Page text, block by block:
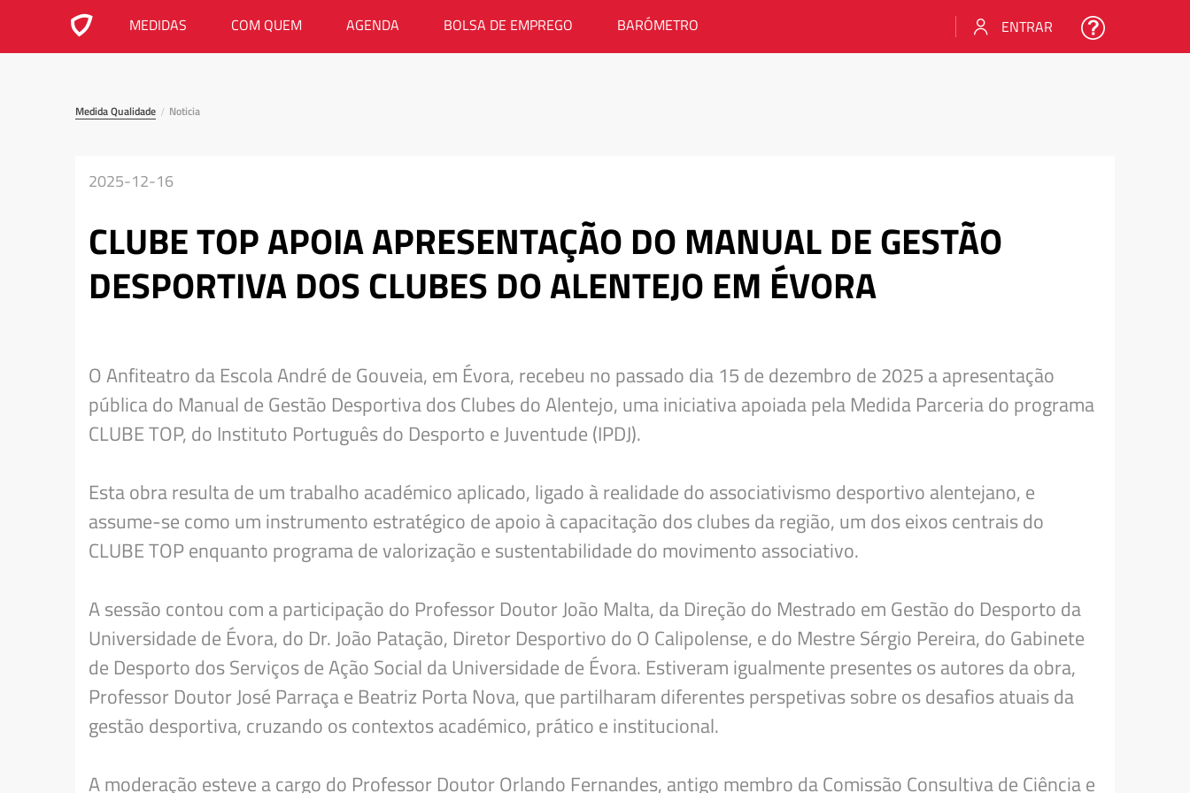
MEDIDAS COM QUEM AGENDA BOLSA DE EMPREGO BARÓMETRO ENTRAR
Medida Qualidade / Noticia
2025-12-16
CLUBE TOP APOIA APRESENTAÇÃO DO MANUAL DE GESTÃO
DESPORTIVA DOS CLUBES DO ALENTEJO EM ÉVORA
O Anfiteatro da Escola André de Gouveia, em Évora, recebeu no passado dia 15 de dezembro de 2025 a apresentação
pública do Manual de Gestão Desportiva dos Clubes do Alentejo, uma iniciativa apoiada pela Medida Parceria do programa
CLUBE TOP, do Instituto Português do Desporto e Juventude (IPDJ).
Esta obra resulta de um trabalho académico aplicado, ligado à realidade do associativismo desportivo alentejano, e
assume-se como um instrumento estratégico de apoio à capacitação dos clubes da região, um dos eixos centrais do
CLUBE TOP enquanto programa de valorização e sustentabilidade do movimento associativo.
A sessão contou com a participação do Professor Doutor João Malta, da Direção do Mestrado em Gestão do Desporto da
Universidade de Évora, do Dr. João Patação, Diretor Desportivo do O Calipolense, e do Mestre Sérgio Pereira, do Gabinete
de Desporto dos Serviços de Ação Social da Universidade de Évora. Estiveram igualmente presentes os autores da obra,
Professor Doutor José Parraça e Beatriz Porta Nova, que partilharam diferentes perspetivas sobre os desafios atuais da
gestão desportiva, cruzando os contextos académico, prático e institucional.
A moderação esteve a cargo do Professor Doutor Orlando Fernandes, antigo membro da Comissão Consultiva de Ciência e
Deseja apagar o ficheiro?